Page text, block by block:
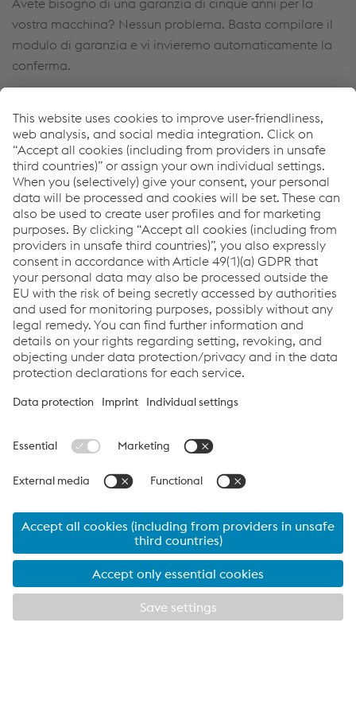
Avete bisogno di una garanzia di cinque anni per la
vostra macchina? Nessun problema. Basta compilare il
modulo di garanzia e vi invieremo automaticamente la
conferma.
Ulteriori informazioni
Come possiamo aiutarvi?
Se avete domande o feedback, non esitate a contattarci.
Siamo felici di aiutarvi!
Mikhail Kiselev
Business Development Manager - Equipment Europe
Inviare e-mail
Downloads
Inverter per la saldatura ad arcoPDF | 4,95 MB
Links
Download Center
Programma di garanzia di 5 anni
Ricerca rivenditori